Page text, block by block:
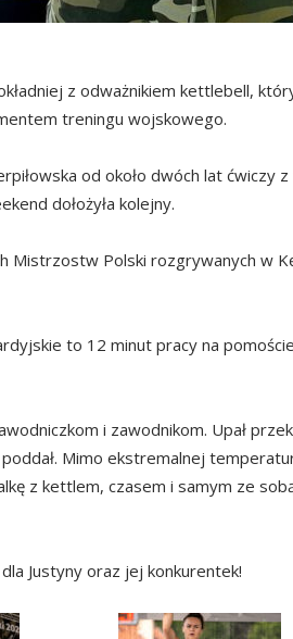
z odważnikiem kettlebell,
treningu wojskowego.
od około dwóch lat ćwiczy
dołożyła kolejny.
Mistrzostw Polski rozgrywanych w
to 12 minut pracy na
i zawodnikom. Upał
Mimo ekstremalnej
z kettlem, czasem i samym ze
Justyny oraz jej konkurentek!